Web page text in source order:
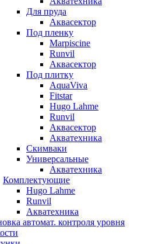
Для пруда
Аквасектор
Под пленку
Marpiscine
Runvil
Аквасектор
Под плитку
AquaViva
Fitstar
Hugo Lahme
Runvil
Аквасектор
Акватехника
Скимваки
Универсальные
Акватехника
Комплектующие
Hugo Lahme
Runvil
Акватехника
автомат. контроля уровня